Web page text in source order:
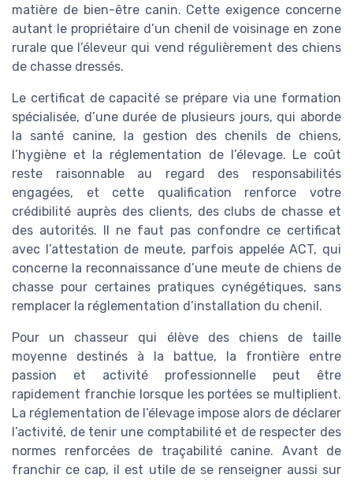
matière de bien-être canin. Cette exigence concerne
autant le propriétaire d’un chenil de voisinage en zone
rurale que l’éleveur qui vend régulièrement des chiens
de chasse dressés.
Le certificat de capacité se prépare via une formation
spécialisée, d’une durée de plusieurs jours, qui aborde
la santé canine, la gestion des chenils de chiens,
l’hygiène et la réglementation de l’élevage. Le coût
reste raisonnable au regard des responsabilités
engagées, et cette qualification renforce votre
crédibilité auprès des clients, des clubs de chasse et
des autorités. Il ne faut pas confondre ce certificat
avec l’attestation de meute, parfois appelée ACT, qui
concerne la reconnaissance d’une meute de chiens de
chasse pour certaines pratiques cynégétiques, sans
remplacer la réglementation d’installation du chenil.
Pour un chasseur qui élève des chiens de taille
moyenne destinés à la battue, la frontière entre
passion et activité professionnelle peut être
rapidement franchie lorsque les portées se multiplient.
La réglementation de l’élevage impose alors de déclarer
l’activité, de tenir une comptabilité et de respecter des
normes renforcées de traçabilité canine. Avant de
franchir ce cap, il est utile de se renseigner aussi sur